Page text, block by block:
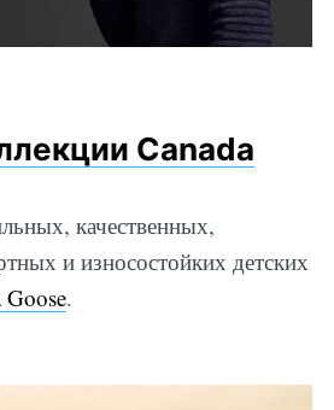
Canada
качественных,
и износостойких детских
Goose.